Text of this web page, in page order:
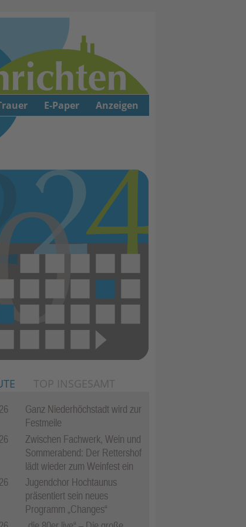
TOP INSGESAMT
Ganz Niederhöchstadt wird zur
Festmeile
Zwischen Fachwerk, Wein und
Sommerabend: Der Rettershof
lädt wieder zum Weinfest ein
Jugendchor Hochtaunus
präsentiert sein neues
Programm „Changes“
E-Paper Anzeigen